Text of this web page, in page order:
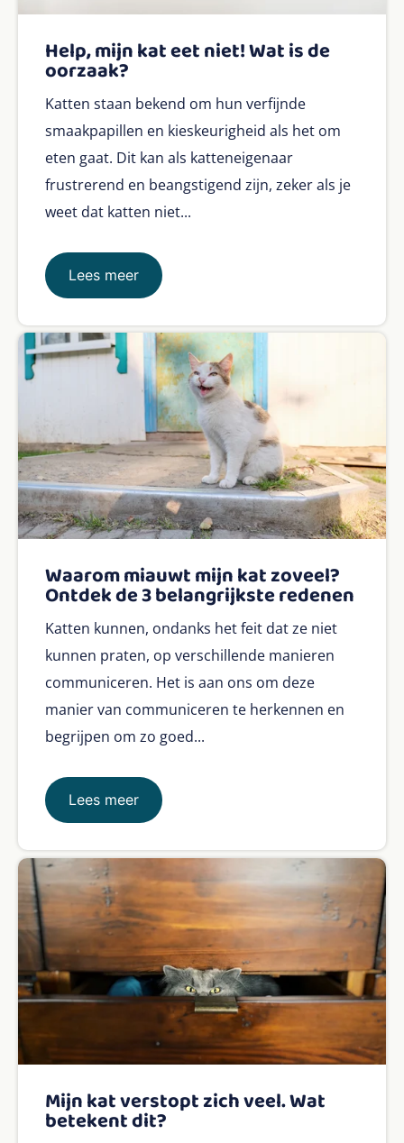
Help, mijn kat eet niet! Wat is de
oorzaak?
Katten staan bekend om hun verfijnde
smaakpapillen en kieskeurigheid als het om
eten gaat. Dit kan als katteneigenaar
frustrerend en beangstigend zijn, zeker als je
weet dat katten niet...
Lees meer
Waarom miauwt mijn kat zoveel?
Ontdek de 3 belangrijkste redenen
Katten kunnen, ondanks het feit dat ze niet
kunnen praten, op verschillende manieren
communiceren. Het is aan ons om deze
manier van communiceren te herkennen en
begrijpen om zo goed...
Lees meer
Mijn kat verstopt zich veel. Wat
betekent dit?